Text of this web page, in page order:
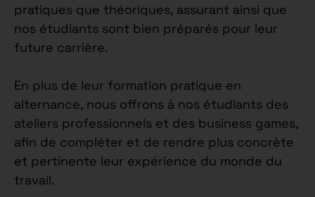
pratiques que théoriques, assurant ainsi que
nos étudiants sont bien préparés pour leur
future carrière.
En plus de leur formation pratique en
alternance, nous offrons à nos étudiants des
ateliers professionnels et des business games,
afin de compléter et de rendre plus concrète
et pertinente leur expérience du monde du
travail.